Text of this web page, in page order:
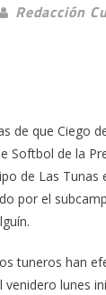
Redacción
de que Ciego
Softbol de la
de Las Tunas
por el
tuneros han
venidero lunes